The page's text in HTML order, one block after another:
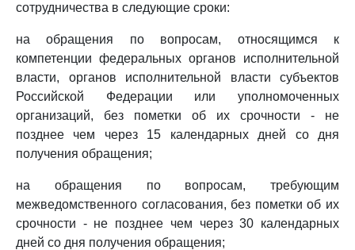
сотрудничества в следующие сроки:
на обращения по вопросам, относящимся к
компетенции федеральных органов исполнительной
власти, органов исполнительной власти субъектов
Российской Федерации или уполномоченных
организаций, без пометки об их срочности - не
позднее чем через 15 календарных дней со дня
получения обращения;
на обращения по вопросам, требующим
межведомственного согласования, без пометки об их
срочности - не позднее чем через 30 календарных
дней со дня получения обращения;